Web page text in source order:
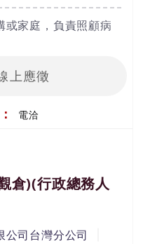
或家庭，負責照顧病
上應徵
電洽
倉)(行政總務人
公司台灣分公司